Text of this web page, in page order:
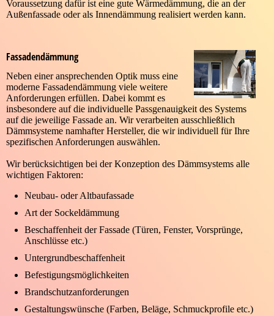
Voraussetzung dafür ist eine gute Wärmedämmung, die an der
Außenfassade oder als Innendämmung realisiert werden kann.
Fassadendämmung
Neben einer ansprechenden Optik muss eine
moderne Fassadendämmung viele weitere
Anforderungen erfüllen. Dabei kommt es
insbesondere auf die individuelle Passgenauigkeit des Systems
auf die jeweilige Fassade an. Wir verarbeiten ausschließlich
Dämmsysteme namhafter Hersteller, die wir individuell für Ihre
spezifischen Anforderungen auswählen.
Wir berücksichtigen bei der Konzeption des Dämmsystems alle
wichtigen Faktoren:
Neubau- oder Altbaufassade
Art der Sockeldämmung
Beschaffenheit der Fassade (Türen, Fenster, Vorsprünge,
Anschlüsse etc.)
Untergrundbeschaffenheit
Befestigungsmöglichkeiten
Brandschutzanforderungen
Gestaltungswünsche (Farben, Beläge, Schmuckprofile etc.)